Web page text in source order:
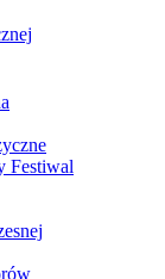
Festiwal